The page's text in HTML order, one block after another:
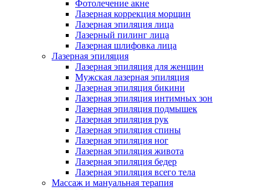
Фотолечение акне
Лазерная коррекция морщин
Лазерная эпиляция лица
Лазерный пилинг лица
Лазерная шлифовка лица
Лазерная эпиляция
Лазерная эпиляция для женщин
Мужская лазерная эпиляция
Лазерная эпиляция бикини
Лазерная эпиляция интимных зон
Лазерная эпиляция подмышек
Лазерная эпиляция рук
Лазерная эпиляция спины
Лазерная эпиляция ног
Лазерная эпиляция живота
Лазерная эпиляция бедер
Лазерная эпиляция всего тела
Массаж и мануальная терапия